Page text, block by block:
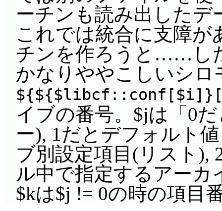
すんじゃない!!
今回最大のチェック
み(^^;;; 第2話以来, 前
です。しかも第2話よ
初は後ろ姿だけでし
女堪能です。最後に
た。エピローグはか
が……続きがすぐに始
う。ちなみに, 秋田朝
と! おジャ魔女どれみ
イオリニスト。あい
ある程度夢を固めて
れずにいた。実際に
立ち, 見掛けた植木職
は取らんと切り捨て
に違うものを感じた
たされるほどになる
地と出会ったももこ
める。……おんぷが戻
堂のシーンは既に翌
はさらに別の日だよ
ーチンも読み出したデ
これでは統合に支障が
チンを作ろうと……し
かなりややこしいシ
イブの番号。$jは「0
ー), 1だとデフォルト
ブ別設定項目(リスト),
ル中で指定するアーカ
$kは$j != 0の時の項目